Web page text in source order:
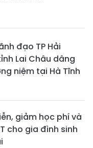
đạo TP Hải
Lai Châu dâng
niệm tại Hà Tĩnh
giảm học phí và
cho gia đình sinh